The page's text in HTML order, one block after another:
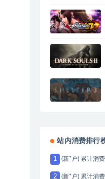
站内消费排行
1 (新*户) 累计消费
2 (新*户) 累计消费